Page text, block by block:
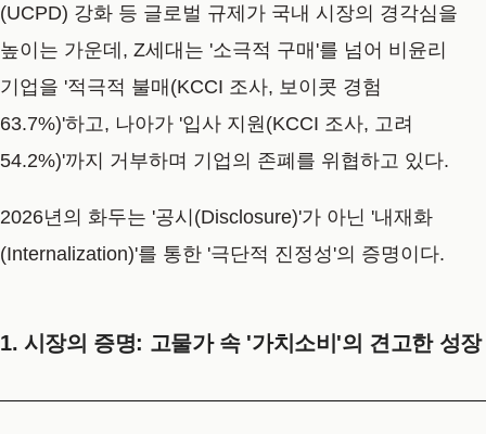
(UCPD) 강화 등 글로벌 규제가 국내 시장의 경각심을
높이는 가운데, Z세대는 '소극적 구매'를 넘어 비윤리
기업을 '적극적 불매(KCCI 조사, 보이콧 경험
63.7%)'하고, 나아가 '입사 지원(KCCI 조사, 고려
54.2%)'까지 거부하며 기업의 존폐를 위협하고 있다.
2026년의 화두는 '공시(Disclosure)'가 아닌 '내재화
(Internalization)'를 통한 '극단적 진정성'의 증명이다.
1. 시장의 증명: 고물가 속 '가치소비'의 견고한 성장